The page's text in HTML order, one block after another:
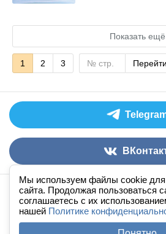
Мы используем файлы cookie
сайта. Продолжая пользоваться
соглашаетесь с их
нашей Политике
Показать ещё
1 2 3 Перейти
Аудиокниги слушать онлайн
По всем вопросам:
Правила сайта ·